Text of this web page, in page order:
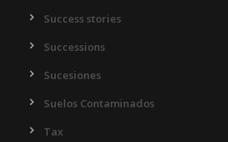
Success stories
Successions
Sucesiones
Suelos Contaminados
Tax